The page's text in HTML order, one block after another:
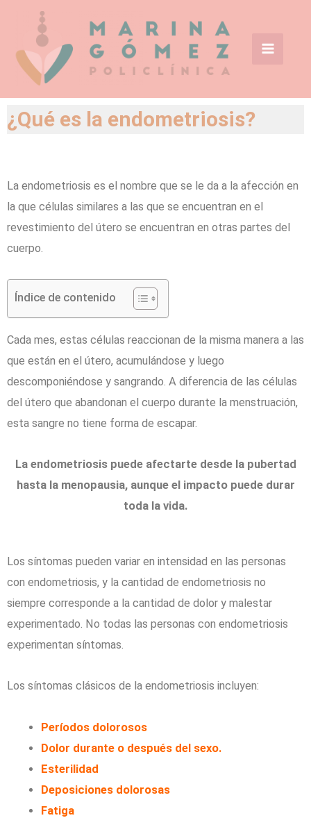
contenido
Menu
¿Qué es la endometriosis?
La endometriosis es el nombre que se le da a la afección en
la que células similares a las que se encuentran en el
revestimiento del útero se encuentran en otras partes del
cuerpo.
Índice de contenido
Cada mes, estas células reaccionan de la misma manera a las
que están en el útero, acumulándose y luego
descomponiéndose y sangrando. A diferencia de las células
del útero que abandonan el cuerpo durante la menstruación,
esta sangre no tiene forma de escapar.
La endometriosis puede afectarte desde la pubertad
hasta la menopausia, aunque el impacto puede durar
toda la vida.
Los síntomas pueden variar en intensidad en las personas
con endometriosis, y la cantidad de endometriosis no
siempre corresponde a la cantidad de dolor y malestar
experimentado. No todas las personas con endometriosis
experimentan síntomas.
Los síntomas clásicos de la endometriosis incluyen:
Períodos dolorosos
Dolor durante o después del sexo.
Esterilidad
Deposiciones dolorosas
Fatiga